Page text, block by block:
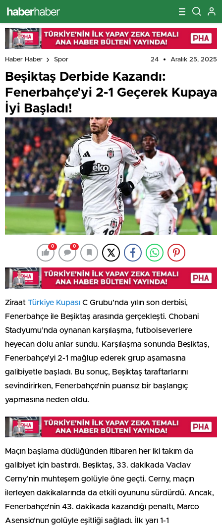
Haber Haber Spor 24 Aralık 25, 2025
Beşiktaş Derbide Kazandı:
Fenerbahçe’yi 2-1 Geçerek Kupaya
İyi Başladı!
0 0
Ziraat Türkiye Kupası C Grubu’nda yılın son derbisi,
Fenerbahçe ile Beşiktaş arasında gerçekleşti. Chobani
Stadyumu’nda oynanan karşılaşma, futbolseverlere
heyecan dolu anlar sundu. Karşılaşma sonunda Beşiktaş,
Fenerbahçe’yi 2-1 mağlup ederek grup aşamasına
galibiyetle başladı. Bu sonuç, Beşiktaş taraftarlarını
sevindirirken, Fenerbahçe’nin puansız bir başlangıç
yapmasına neden oldu.
Maçın başlama düdüğünden itibaren her iki takım da
galibiyet için bastırdı. Beşiktaş, 33. dakikada Vaclav
Cerny’nin muhteşem golüyle öne geçti. Cerny, maçın
ilerleyen dakikalarında da etkili oyununu sürdürdü. Ancak,
Fenerbahçe’nin 43. dakikada kazandığı penaltı, Marco
Asensio’nun golüyle eşitliği sağladı. İlk yarı 1-1